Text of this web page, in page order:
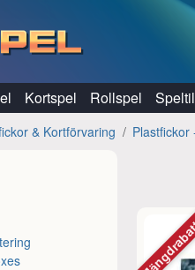
Kortspel Rollspel
& Kortförvaring Plastfickor